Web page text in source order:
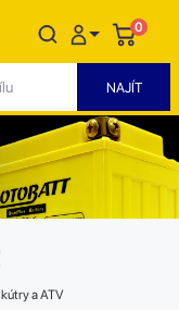
0
a ATV